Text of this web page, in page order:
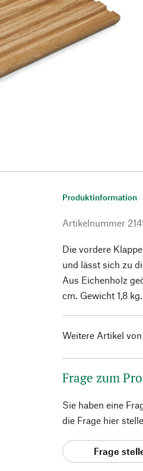
Produktinformation
Artikelnummer
Die vordere
und lässt sich zu
Aus Eichenholz
cm. Gewicht 1,8 kg.
Weitere Artikel von
Frage zum
Sie haben eine
die Frage hier
Frage